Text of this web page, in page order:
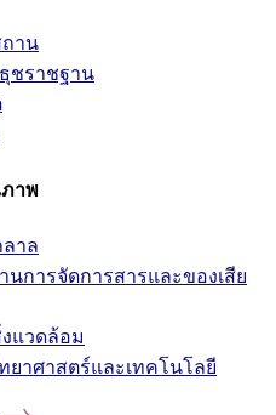
าน
ชราชฐาน
าพ
าล
นการจัดการสารและของเสีย
แวดล้อม
ยาศาสตร์และเทคโนโลยี